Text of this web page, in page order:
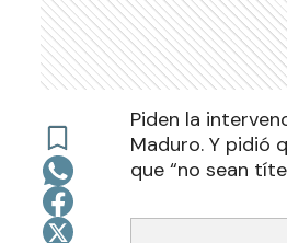
Piden la
Maduro. Y pidió
que “no sean